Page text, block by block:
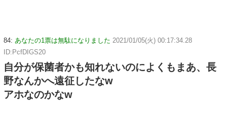
84: あなたの1票は無駄になりました 2021/01/05(火) 00:17:34.28
ID:PcfDIGS20
自分が保菌者かも知れないのによくもまあ、長
野なんかへ遠征したなw
アホなのかなw